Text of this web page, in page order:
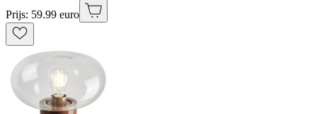
Prijs: 59.99 euro